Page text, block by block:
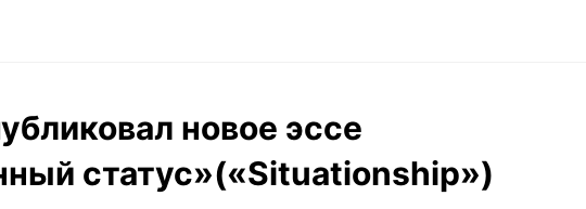
новое эссе
статус»(«Situationship»)